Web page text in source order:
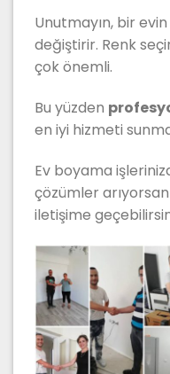
Unutmayın, bir
değiştirir. Renk
çok önemli.
Bu yüzden
en iyi hizmeti
Ev boyama
çözümler
iletişime